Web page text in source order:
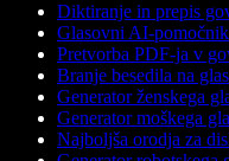
Diktiranje in prepis
Glasovni AI-pomočnik
Pretvorba PDF-ja v
Branje besedila na glas
Generator ženskega
Generator moškega
Najboljša orodja za